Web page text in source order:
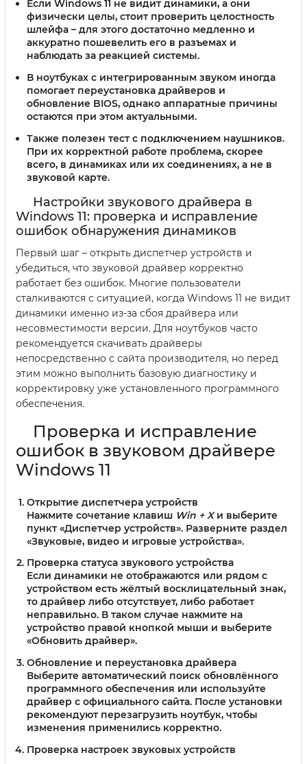
Если Windows 11 не видит динамики, а они
физически целы, стоит проверить целостность
шлейфа – для этого достаточно медленно и
аккуратно пошевелить его в разъемах и
наблюдать за реакцией системы.
В ноутбуках с интегрированным звуком иногда
помогает переустановка драйверов и
обновление BIOS, однако аппаратные причины
остаются при этом актуальными.
Также полезен тест с подключением наушников.
При их корректной работе проблема, скорее
всего, в динамиках или их соединениях, а не в
звуковой карте.
Настройки звукового драйвера в
Windows 11: проверка и исправление
ошибок обнаружения динамиков
Первый шаг – открыть диспетчер устройств и
убедиться, что звуковой драйвер корректно
работает без ошибок. Многие пользователи
сталкиваются с ситуацией, когда Windows 11 не видит
динамики именно из-за сбоя драйвера или
несовместимости версии. Для ноутбуков часто
рекомендуется скачивать драйверы
непосредственно с сайта производителя, но перед
этим можно выполнить базовую диагностику и
корректировку уже установленного программного
обеспечения.
Проверка и исправление
ошибок в звуковом драйвере
Windows 11
Открытие диспетчера устройств
Нажмите сочетание клавиш Win + Xи выберите
пункт «Диспетчер устройств». Разверните раздел
«Звуковые, видео и игровые устройства».
Проверка статуса звукового устройства
Если динамики не отображаются или рядом с
устройством есть жёлтый восклицательный знак,
то драйвер либо отсутствует, либо работает
неправильно. В таком случае нажмите на
устройство правой кнопкой мыши и выберите
«Обновить драйвер».
Обновление и переустановка драйвера
Выберите автоматический поиск обновлённого
программного обеспечения или используйте
драйвер с официального сайта. После установки
рекомендуют перезагрузить ноутбук, чтобы
изменения применились корректно.
Проверка настроек звуковых устройств